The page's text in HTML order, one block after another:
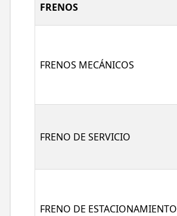
FRENOS
FRENOS MECÁNICOS
FRENO DE SERVICIO
FRENO DE ESTACIONAMIENTO